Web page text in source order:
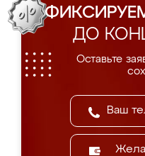
ДО
Оставьте